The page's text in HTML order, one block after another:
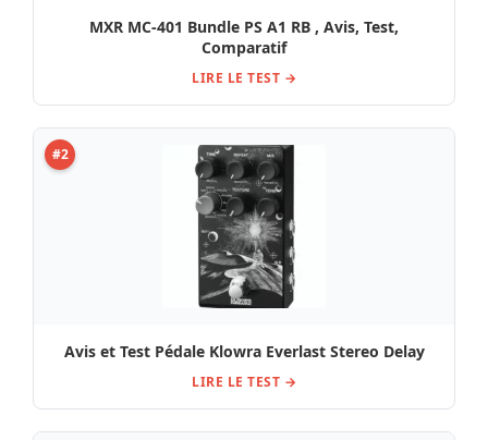
MXR MC-401 Bundle PS A1 RB , Avis, Test,
Comparatif
LIRE LE TEST →
#2
Avis et Test Pédale Klowra Everlast Stereo Delay
LIRE LE TEST →